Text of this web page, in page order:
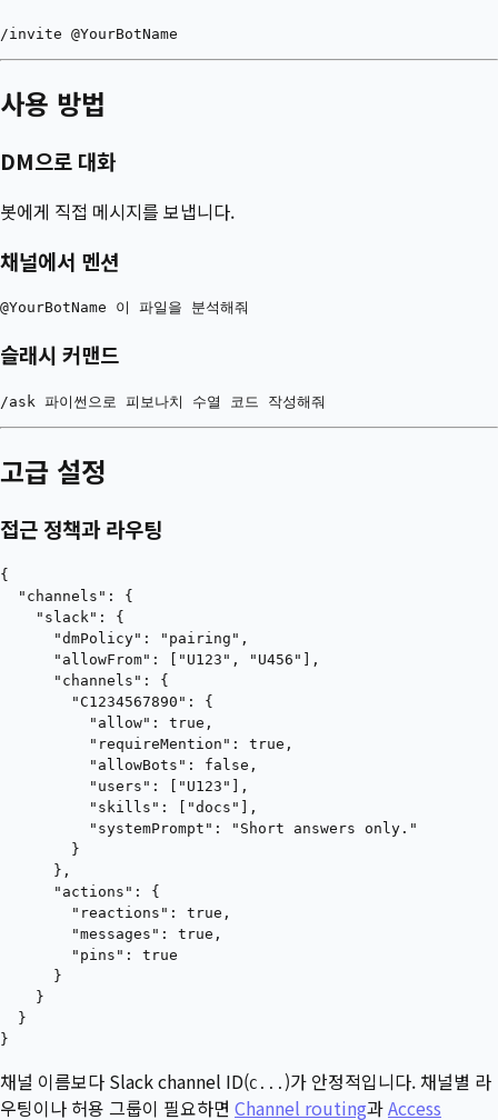
사용 방법
DM으로 대화
봇에게 직접 메시지를 보냅니다.
채널에서 멘션
슬래시 커맨드
고급 설정
접근 정책과 라우팅
{
  "channels": {
    "slack": {
      "dmPolicy": "pairing",
      "allowFrom": ["U123", "U456"],
      "channels": {
        "C1234567890": {
          "allow": true,
          "requireMention": true,
          "allowBots": false,
          "users": ["U123"],
          "skills": ["docs"],
          "systemPrompt": "Short answers only."
        }
      },
      "actions": {
        "reactions": true,
        "messages": true,
        "pins": true
      }
    }
  }
채널 이름보다 Slack channel ID(C... )가 안정적입니다. 채널별 라
우팅이나 허용 그룹이 필요하면 Channel routing과Access